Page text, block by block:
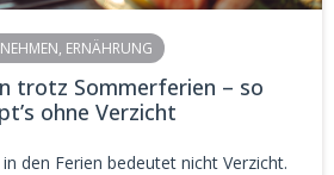
, ERNÄHRUNG
trotz Sommerferien – so
ohne Verzicht
den Ferien bedeutet nicht Verzicht.